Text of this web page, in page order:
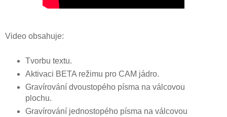
Video obsahuje:
Tvorbu textu.
Aktivaci BETA režimu pro CAM jádro.
Gravírování dvoustopého písma na válcovou
plochu.
Gravírování jednostopého písma na válcovou